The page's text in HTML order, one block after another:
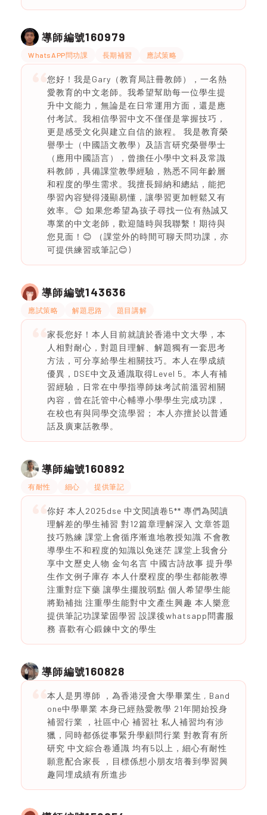
導師編號160979
WhatsAPP問功課 長期補習 應試策略
您好！我是Gary（教育局註冊教師），一名熱
愛教育的中文老師。我希望幫助每一位學生提
升中文能力，無論是在日常運用方面，還是應
付考試。我相信學習中文不僅僅是掌握技巧，
更是感受文化與建立自信的旅程。 我是教育榮
譽學士（中國語文教學）及語言研究榮譽學士
（應用中國語言），曾擔任小學中文科及常識
科教師，具備課堂教學經驗，熟悉不同年齡層
和程度的學生需求。我擅長歸納和總結，能把
學習內容變得淺顯易懂，讓學習更加輕鬆又有
效率。😊 如果您希望為孩子尋找一位有熱誠又
專業的中文老師，歡迎隨時與我聯繫！期待與
您見面！😊 （課堂外的時間可聊天問功課，亦
可提供練習或筆記😊)
導師編號143636
應試策略 解題思路 題目講解
家長您好！本人目前就讀於香港中文大學，本
人相對耐心，對題目理解、解題獨有一套思考
方法，可分享給學生相關技巧。本人在學成績
優異，DSE中文及通識取得Level 5。本人有補
習經驗，日常在中學指導師妹考試前溫習相關
內容，曾在託管中心輔導小學學生完成功課，
在校也有與同學交流學習； 本人亦擅於以普通
話及廣東話教學。
導師編號160892
有耐性 細心 提供筆記
你好 本人2025dse 中文閱讀卷5** 專們為閱讀
理解差的學生補習 對12篇章理解深入 文章答題
技巧熟練 課堂上會循序漸進地教授知識 不會教
導學生不和程度的知識以免迷茫 課堂上我會分
享中文歷史人物 金句名言 中國古詩故事 提升學
生作文例子庫存 本人什麼程度的學生都能教導
注重對症下藥 讓學生擺脫弱點 個人希望學生能
將勤補拙 注重學生能對中文產生興趣 本人樂意
提供筆記功課鞏固學習 設課後whatsapp問書服
務 喜歡有心鍛鍊中文的學生
導師編號160828
本人是男導師 ，為香港浸會大學畢業生 , Band
one中學畢業 本身已經熱愛教學 21年開始投身
補習行業 ，社區中心 補習社 私人補習均有涉
獵，同時都係從事緊升學顧問行業 對教育有所
研究 中文綜合卷通識 均有5以上，細心有耐性
願意配合家長 ，目標係想小朋友培養到學習興
趣同埋成績有所進步